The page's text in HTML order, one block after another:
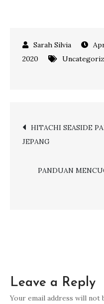
2020
Bisa
Melakukan
Walau
Post
HITACHI SEASIDE
JEPANG
PANDUAN
Leave a Reply
Your email address will not